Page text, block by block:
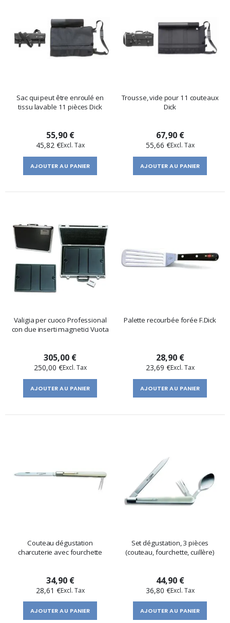
Sac qui peut être enroulé en
tissu lavable 11 pièces Dick
55,90 €
45,82 €
AJOUTER AU PANIER
Trousse, vide pour 11 couteaux
Dick
67,90 €
55,66 €
AJOUTER AU PANIER
Valigia per cuoco Professional
con due inserti magnetici Vuota
305,00 €
250,00 €
AJOUTER AU PANIER
Palette recourbée forée F.Dick
28,90 €
23,69 €
AJOUTER AU PANIER
Couteau dégustation
charcuterie avec fourchette
34,90 €
28,61 €
AJOUTER AU PANIER
Set dégustation, 3 pièces
(couteau, fourchette, cuillère)
44,90 €
36,80 €
AJOUTER AU PANIER